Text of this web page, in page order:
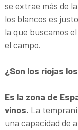
se extrae más de
los blancos es
la que buscamos
el campo.
¿Son los riojas
Es la zona de
vinos. La
una capacidad de